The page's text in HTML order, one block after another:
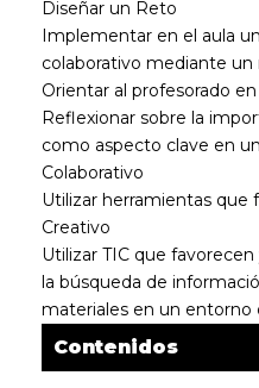
Diseñar un Reto
Implementar en el aula
colaborativo mediante un
Orientar al profesorado
Reflexionar sobre la
como aspecto clave en
Colaborativo
Utilizar herramientas que
Creativo
Utilizar TIC que
la búsqueda de
materiales en un entorno
Contenidos